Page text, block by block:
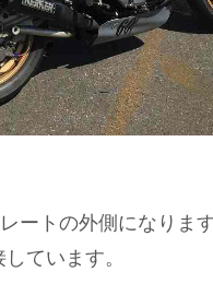
ートの外側になりま
ています。